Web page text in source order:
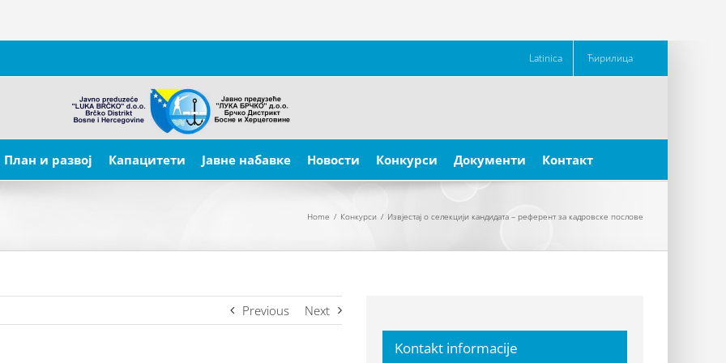
Latinica Ћирилица
План и развој Капацитети Јавне набавке Новости Конкурси Документи Контакт
Home / Конкурси / Извјестај о селекцији кандидата – референт за кадровске послове
Previous Next
Kontakt informacije